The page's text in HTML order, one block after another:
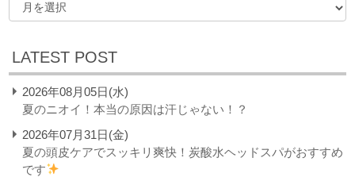
LATEST POST
2026年08月05日(水)
夏のニオイ！本当の原因は汗じゃない！？
2026年07月31日(金)
夏の頭皮ケアでスッキリ爽快！炭酸水ヘッドスパがおすすめ
です